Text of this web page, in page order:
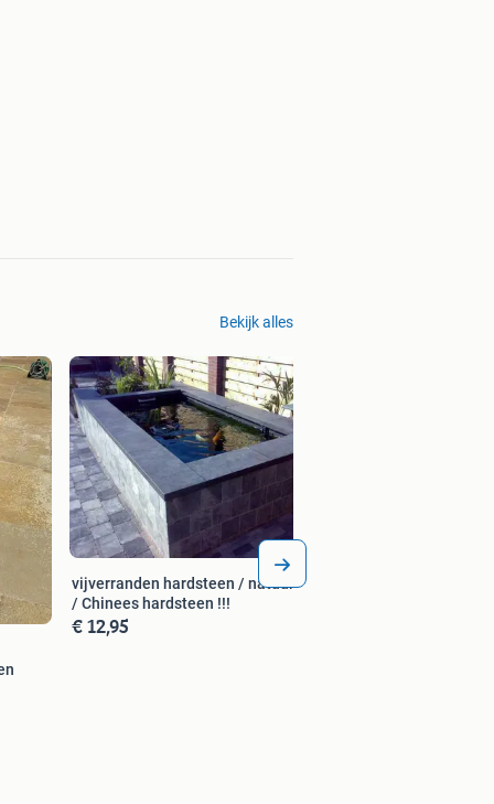
Bekijk alles
vijverranden hardsteen / natuursteen
/ Chinees hardsteen !!!
€ 12,95